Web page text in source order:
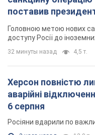
Податкова
чоловіків 18-60
Це потрібно для перевірки
час назад 4,5 т.